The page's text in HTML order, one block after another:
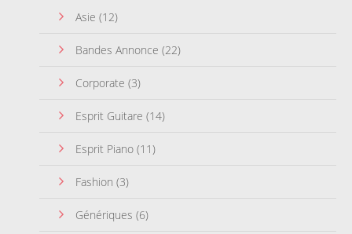
Asie (12)
Bandes Annonce (22)
Corporate (3)
Esprit Guitare (14)
Esprit Piano (11)
Fashion (3)
Génériques (6)